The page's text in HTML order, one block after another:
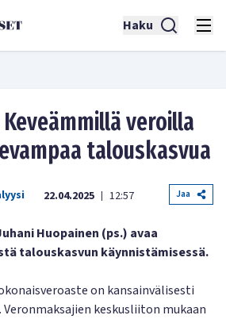
Haku
veroilla
talouskasvua
22.04.2025 | 12:57 Jaa
Huopainen (ps.) avaa
talouskasvun käynnistämisessä.
on kansainvälisesti
keskusliiton mukaan